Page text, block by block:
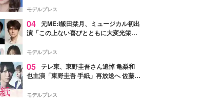
モデルプレス
04 元ME:I飯田栞月、ミュージカル初出
演「この上ない喜びとともに大変光栄」
ャスト発表
モデルプレス
05 テレ東、東野圭吾さん追悼 亀梨和
也主演「東野圭吾 手紙」再放送へ 佐藤隆
モデルプレス